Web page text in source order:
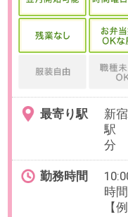
無料会員登録｜利用規約 ｜プ
企業情報｜
ビースタイル スマートキャリ
摘
企業様はこちら
© 2020 b-style